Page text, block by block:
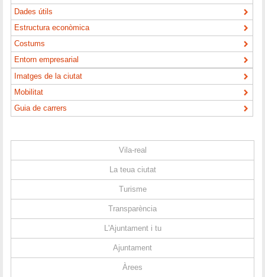
Dades útils
Estructura econòmica
Costums
Entorn empresarial
Imatges de la ciutat
Mobilitat
Guia de carrers
Vila-real
La teua ciutat
Turisme
Transparència
L'Ajuntament i tu
Ajuntament
Àrees